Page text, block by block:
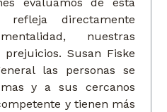
evaluamos de esta
directamente
nuestras
Susan Fiske
las personas se
y a sus cercanos
y tienen más